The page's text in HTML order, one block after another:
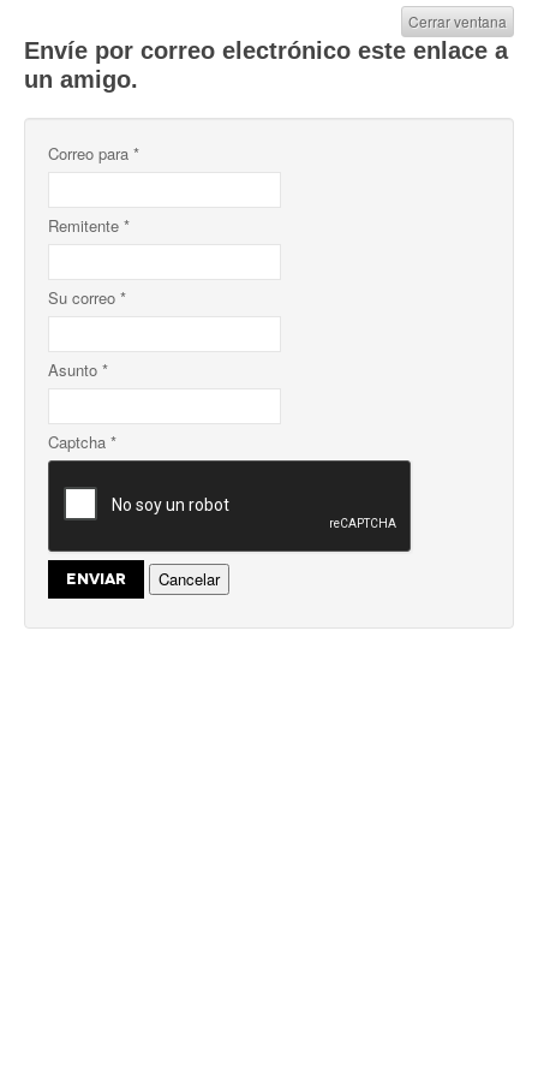
Envíe por correo electrónico este enlace a
un amigo.
Cerrar ventana
Correo para *
Remitente *
Su correo *
Asunto *
Captcha *
ENVIAR Cancelar